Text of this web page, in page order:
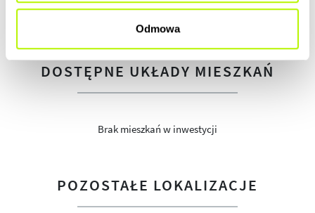
Odmowa
HISTORIA
DOSTĘPNE UKŁADY MIESZKAŃ
Brak mieszkań w inwestycji
POZOSTAŁE LOKALIZACJE